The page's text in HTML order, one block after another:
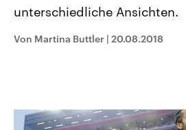
Umfragen, Prognosen,
und Hintergründe zu den Parteien
und Kandidaten der anstehenden
Sendungen Programm
unterschiedliche Ansichten.
Von Martina Buttler | 20.08.2018